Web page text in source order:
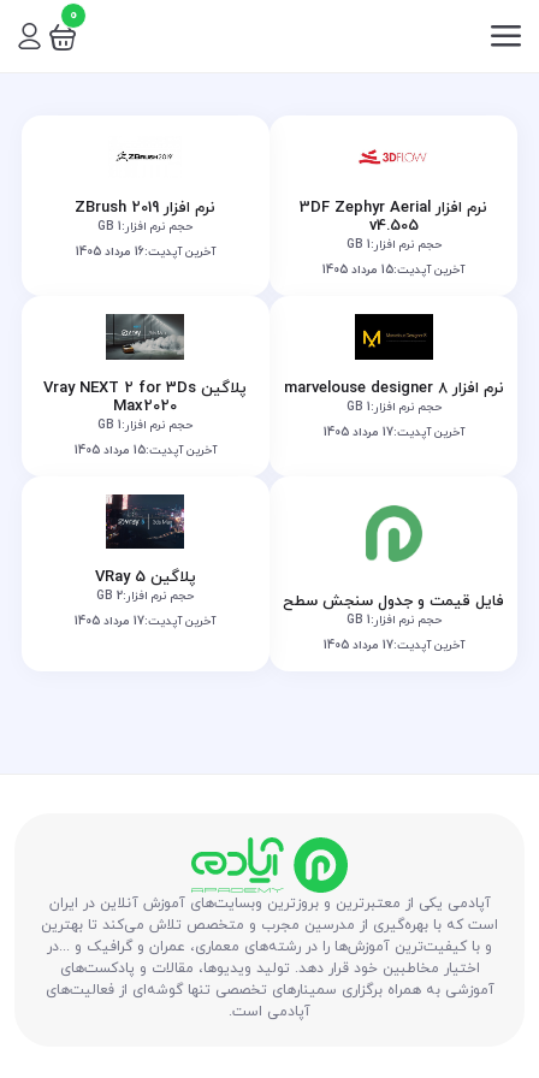
0
نرم افزار 3DF Zephyr Aerial
v4.505
حجم نرم افزار:1 GB
آخرین آپدیت:15 مرداد 1405
نرم افزار ZBrush 2019
حجم نرم افزار:1 GB
آخرین آپدیت:16 مرداد 1405
نرم افزار marvelouse designer 8
حجم نرم افزار:1 GB
آخرین آپدیت:17 مرداد 1405
پلاگین Vray NEXT 2 for 3Ds
Max2020
حجم نرم افزار:1 GB
آخرین آپدیت:15 مرداد 1405
فایل قیمت و جدول سنجش سطح
حجم نرم افزار:1 GB
آخرین آپدیت:17 مرداد 1405
پلاگین VRay 5
حجم نرم افزار:2 GB
آخرین آپدیت:17 مرداد 1405
آپادمی یکی از معتبرترین و بروزترین وبسایت‌های آموزش آنلاین در ایران
است که با بهره‌گیری از مدرسین مجرب و متخصص تلاش می‌کند تا بهترین
و با کیفیت‌ترین آموزش‌ها را در رشته‌های معماری، عمران و گرافیک و ...در
اختیار مخاطبین خود قرار دهد. تولید ویدیوها، مقالات و پادکست‌های
آموزشی به همراه برگزاری سمینارهای تخصصی تنها گوشه‌ای از فعالیت‌های
آپادمی است.